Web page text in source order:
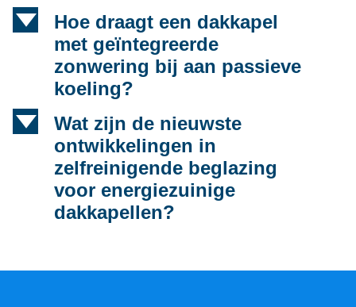
d
Hoe draagt een dakkapel
met geïntegreerde
zonwering bij aan passieve
koeling?
d
Wat zijn de nieuwste
ontwikkelingen in
zelfreinigende beglazing
voor energiezuinige
dakkapellen?